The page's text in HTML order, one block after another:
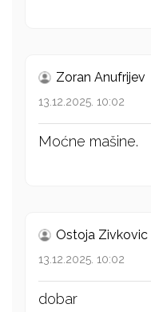
Zoran Anufrijev
13.12.2025. 10:02
Moćne mašine.
Ostoja Zivkovic
13.12.2025. 10:02
dobar